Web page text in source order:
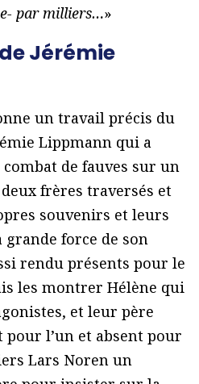
par milliers…»
Jérémie
un travail précis du
Lippmann qui a
de fauves sur un
frères traversés et
souvenirs et leurs
force de son
rendu présents pour le
les montrer Hélène qui
et leur père
l’un et absent pour
Lars Noren un